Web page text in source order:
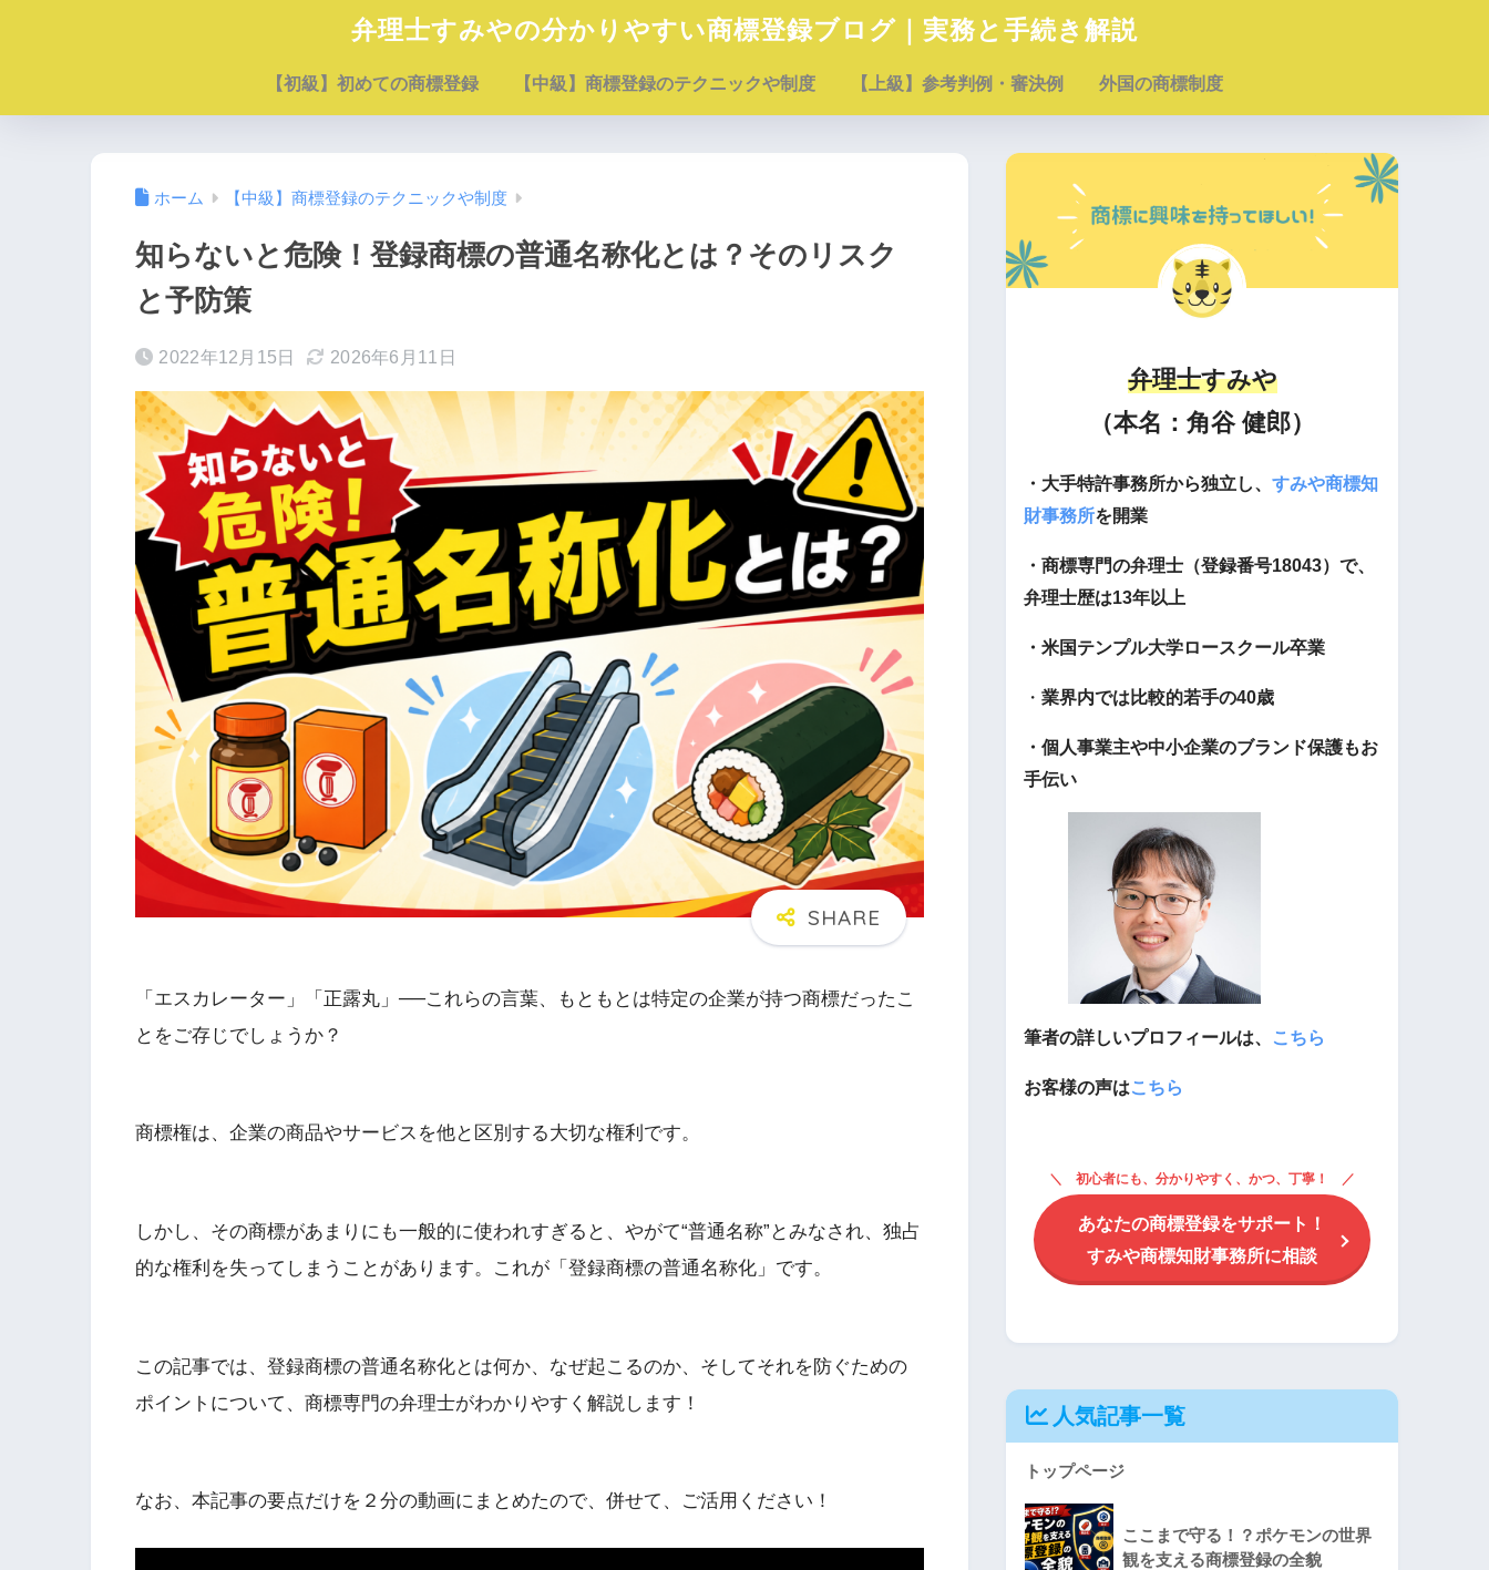
弁理士すみやの分かりやすい商標登録ブログ｜実務と手続き解説
【初級】初めての商標登録 【中級】商標登録のテクニックや制度 【上級】参考判例・審決例 外国の商標制度
ホーム 【中級】商標登録のテクニックや制度
知らないと危険！登録商標の普通名称化とは？そのリスク
と予防策
2022年12月15日 2026年6月11日
「エスカレーター」「正露丸」──これらの言葉、もともとは特定の企業が持つ商標だったこ
とをご存じでしょうか？
商標権は、企業の商品やサービスを他と区別する大切な権利です。
しかし、その商標があまりにも一般的に使われすぎると、やがて“普通名称”とみなされ、独占
的な権利を失ってしまうことがあります。これが「登録商標の普通名称化」です。
この記事では、登録商標の普通名称化とは何か、なぜ起こるのか、そしてそれを防ぐための
ポイントについて、商標専門の弁理士がわかりやすく解説します！
なお、本記事の要点だけを２分の動画にまとめたので、併せて、ご活用ください！
弁理士すみや
（本名：角谷 健郎）
・大手特許事務所から独立し、 すみや商標知
財事務所を開業
・商標専門の弁理士（登録番号18043）で、
弁理士歴は13年以上
・米国テンプル大学ロースクール卒業
・ 業界内では比較的若手の40歳
・個人事業主や中小企業のブランド保護もお
手伝い
筆者の詳しいプロフィールは、 こちら
お客様の声はこちら
初心者にも、分かりやすく、かつ、丁寧！
あなたの商標登録をサポート！
すみや商標知財事務所に相談
人気記事一覧
トップページ
ここまで守る！？ポケモンの世界
観を支える商標登録の全貌